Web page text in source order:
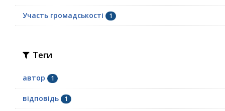
Участь громадськості 1
Теги
автор 1
відповідь 1